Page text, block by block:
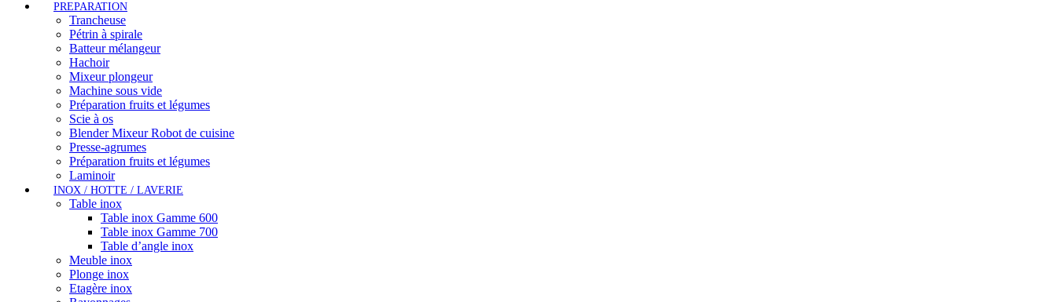
PREPARATION
Trancheuse
Pétrin à spirale
Batteur mélangeur
Hachoir
Mixeur plongeur
Machine sous vide
Préparation fruits et légumes
Scie à os
Blender Mixeur Robot de cuisine
Presse-agrumes
Préparation fruits et légumes
Laminoir
INOX / HOTTE / LAVERIE
Table inox
Table inox Gamme 600
Table inox Gamme 700
Table d’angle inox
Meuble inox
Plonge inox
Etagère inox